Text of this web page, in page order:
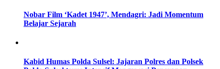
Nobar Film ‘Kadet 1947’, Mendagri: Jadi Momentum
Belajar Sejarah
Kabid Humas Polda Sulsel: Jajaran Polres dan Polsek